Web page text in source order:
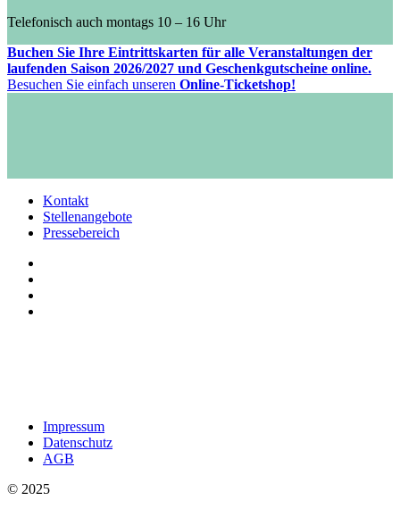
Telefonisch auch montags 10 – 16 Uhr
Buchen Sie Ihre Eintrittskarten für alle Veranstaltungen der
laufenden Saison 2026/2027 und Geschenkgutscheine online.
Besuchen Sie einfach unseren Online-Ticketshop!
Kontakt
Stellenangebote
Pressebereich
Impressum
Datenschutz
AGB
© 2025